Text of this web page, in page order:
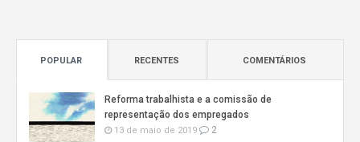
POPULAR RECENTES COMENTÁRIOS
Reforma trabalhista e a comissão de
representação dos empregados
13 de maio de 2019 2